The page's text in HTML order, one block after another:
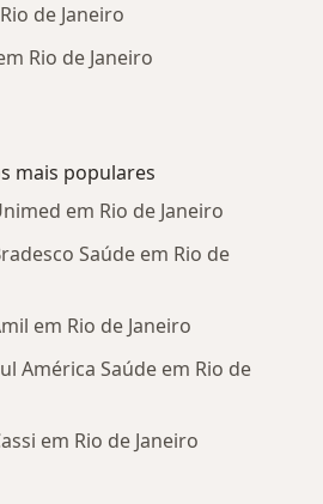
de Janeiro
Rio de Janeiro
mais populares
em Rio de Janeiro
Saúde em Rio de
em Rio de Janeiro
América Saúde em Rio de
em Rio de Janeiro